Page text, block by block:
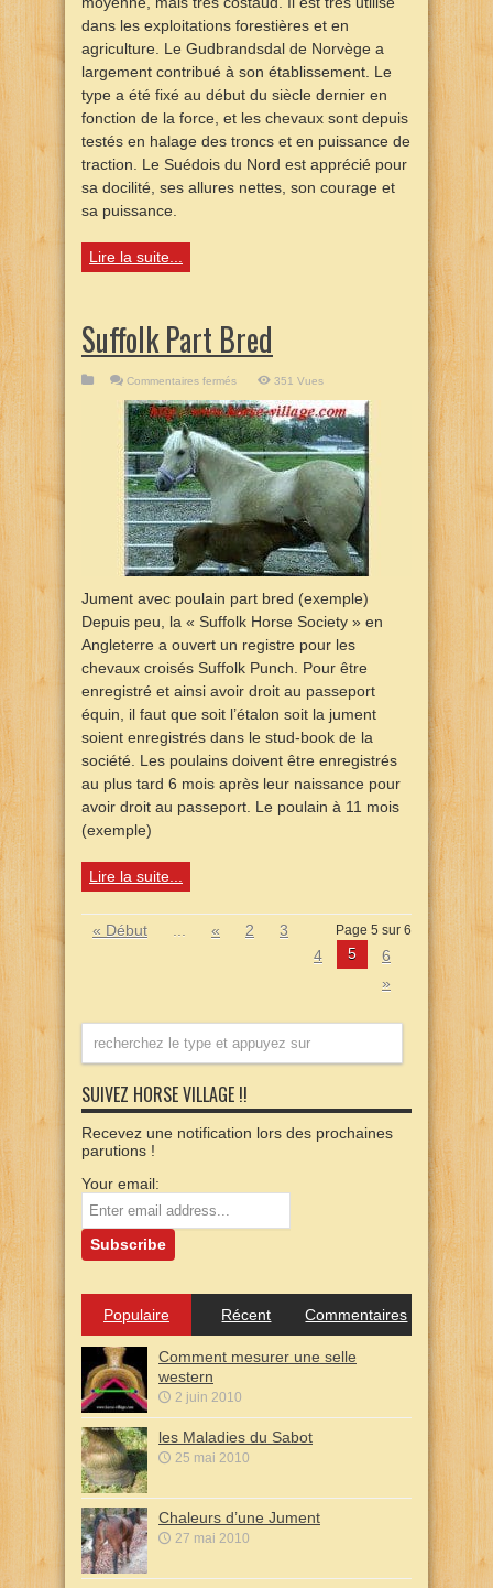
dans les exploitations forestières et en
agriculture. Le Gudbrandsdal de Norvège a
largement contribué à son établissement. Le
type a été fixé au début du siècle dernier en
fonction de la force, et les chevaux sont depuis
testés en halage des troncs et en puissance de
traction. Le Suédois du Nord est apprécié pour
sa docilité, ses allures nettes, son courage et
sa puissance.
Lire la suite...
Suffolk Part Bred
Commentaires fermés
Part
Bred
351 Vues
Jument avec poulain part bred (exemple)
Depuis peu, la « Suffolk Horse Society » en
Angleterre a ouvert un registre pour les
chevaux croisés Suffolk Punch. Pour être
enregistré et ainsi avoir droit au passeport
équin, il faut que soit l’étalon soit la jument
soient enregistrés dans le stud-book de la
société. Les poulains doivent être enregistrés
au plus tard 6 mois après leur naissance pour
avoir droit au passeport. Le poulain à 11 mois
(exemple)
Lire la suite...
Page 5 sur 6
« Début « 2
3
4
5
6
»
SUIVEZ HORSE VILLAGE !!
Recevez une notification lors des prochaines
parutions !
Your email:
Populaire Récent Commentaires
Comment mesurer une selle
western
2 juin 2010
les Maladies du Sabot
25 mai 2010
Chaleurs d’une Jument
27 mai 2010